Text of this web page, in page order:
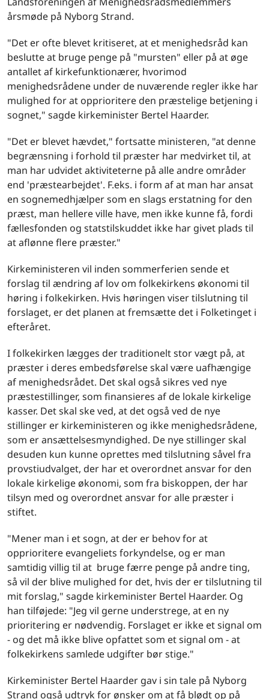
årsmøde på Nyborg Strand.
"Det er ofte blevet kritiseret, at et menighedsråd kan
beslutte at bruge penge på "mursten" eller på at øge
antallet af kirkefunktionærer, hvorimod
menighedsrådene under de nuværende regler ikke har
mulighed for at opprioritere den præstelige betjening i
sognet," sagde kirkeminister Bertel Haarder.
"Det er blevet hævdet," fortsatte ministeren, "at denne
begrænsning i forhold til præster har medvirket til, at
man har udvidet aktiviteterne på alle andre områder
end 'præstearbejdet'. F.eks. i form af at man har ansat
en sognemedhjælper som en slags erstatning for den
præst, man hellere ville have, men ikke kunne få, fordi
fællesfonden og statstilskuddet ikke har givet plads til
at aflønne flere præster."
Kirkeministeren vil inden sommerferien sende et
forslag til ændring af lov om folkekirkens økonomi til
høring i folkekirken. Hvis høringen viser tilslutning til
forslaget, er det planen at fremsætte det i Folketinget i
efteråret.
I folkekirken lægges der traditionelt stor vægt på, at
præster i deres embedsførelse skal være uafhængige
af menighedsrådet. Det skal også sikres ved nye
præstestillinger, som finansieres af de lokale kirkelige
kasser. Det skal ske ved, at det også ved de nye
stillinger er kirkeministeren og ikke menighedsrådene,
som er ansættelsesmyndighed. De nye stillinger skal
desuden kun kunne oprettes med tilslutning såvel fra
provstiudvalget, der har et overordnet ansvar for den
lokale kirkelige økonomi, som fra biskoppen, der har
tilsyn med og overordnet ansvar for alle præster i
stiftet.
"Mener man i et sogn, at der er behov for at
opprioritere evangeliets forkyndelse, og er man
samtidig villig til at bruge færre penge på andre ting,
så vil der blive mulighed for det, hvis der er tilslutning til
mit forslag," sagde kirkeminister Bertel Haarder. Og
han tilføjede: "Jeg vil gerne understrege, at en ny
prioritering er nødvendig. Forslaget er ikke et signal om
- og det må ikke blive opfattet som et signal om - at
folkekirkens samlede udgifter bør stige."
Kirkeminister Bertel Haarder gav i sin tale på Nyborg
Strand også udtryk for ønsker om at få blødt op på